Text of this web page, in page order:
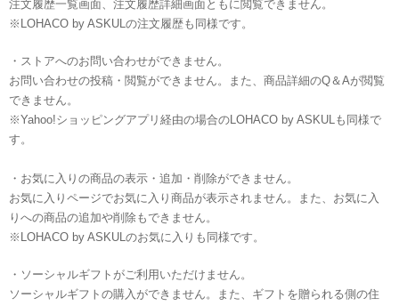
注文履歴一覧画面、注文履歴詳細画面ともに閲覧できません。
※LOHACO by ASKULの注文履歴も同様です。
・ストアへのお問い合わせができません。
お問い合わせの投稿・閲覧ができません。また、商品詳細のQ＆Aが閲覧
できません。
※Yahoo!ショッピングアプリ経由の場合のLOHACO by ASKULも同様で
す。
・お気に入りの商品の表示・追加・削除ができません。
お気に入りページでお気に入り商品が表示されません。また、お気に入
りへの商品の追加や削除もできません。
※LOHACO by ASKULのお気に入りも同様です。
・ソーシャルギフトがご利用いただけません。
ソーシャルギフトの購入ができません。また、ギフトを贈られる側の住